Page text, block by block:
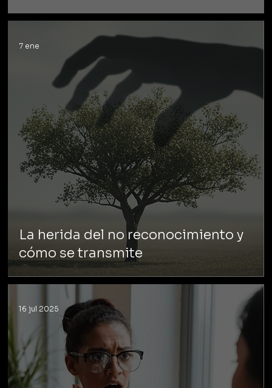
La herida del no reconocimiento y
cómo se transmite
7 ene
16 jul 2025